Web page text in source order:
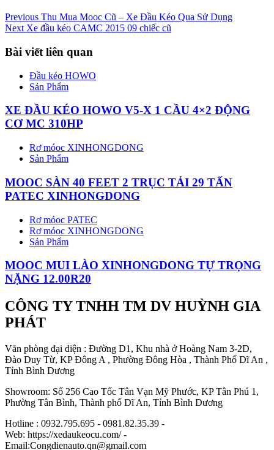
Previous Thu Mua Mooc Cũ – Xe Đầu Kéo Qua Sử Dụng
Next Xe đầu kéo CAMC 2015 09 chiếc cũ
Bài viết liên quan
Đầu kéo HOWO
Sản Phẩm
XE ĐẦU KÉO HOWO V5-X 1 CẦU 4×2 ĐỘNG
CƠ MC 310HP
Rơ móoc XINHONGDONG
Sản Phẩm
MOOC SÀN 40 FEET 2 TRỤC TẢI 29 TẤN
PATEC XINHONGDONG
Rơ móoc PATEC
Rơ móoc XINHONGDONG
Sản Phẩm
MOOC MUI LÀO XINHONGDONG TỰ TRỌNG
NẶNG 12.00R20
CÔNG TY TNHH TM DV HUỲNH GIA
PHÁT
Văn phòng đại diện : Đường D1, Khu nhà ở Hoàng Nam 3-2D,
Đào Duy Từ, KP Đông A , Phường Đông Hòa , Thành Phố Dĩ An ,
Tỉnh Bình Dương
Showroom: Số 256 Cao Tốc Tân Vạn Mỹ Phước, KP Tân Phú 1,
Phường Tân Bình, Thành phố Dĩ An, Tỉnh Bình Dương
Hotline : 0932.795.695 - 0981.82.35.39 -
Web: https://xedaukeocu.com/ -
Email:Congdienauto.qn@gmail.com